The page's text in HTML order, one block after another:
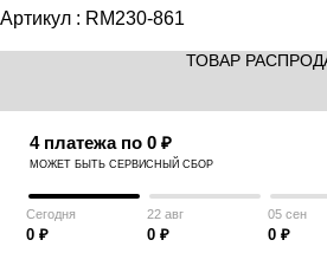
Артикул : RM230-861
ТОВАР
4 платежа по 0 ₽
МОЖЕТ БЫТЬ СЕРВИСНЫЙ СБОР
Сегодня
0 ₽
22 авг
0 ₽
05 сен
0 ₽